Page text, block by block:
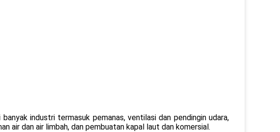
industri termasuk pemanas, ventilasi dan pendingin udara,
air dan air limbah, dan pembuatan kapal laut dan komersial.